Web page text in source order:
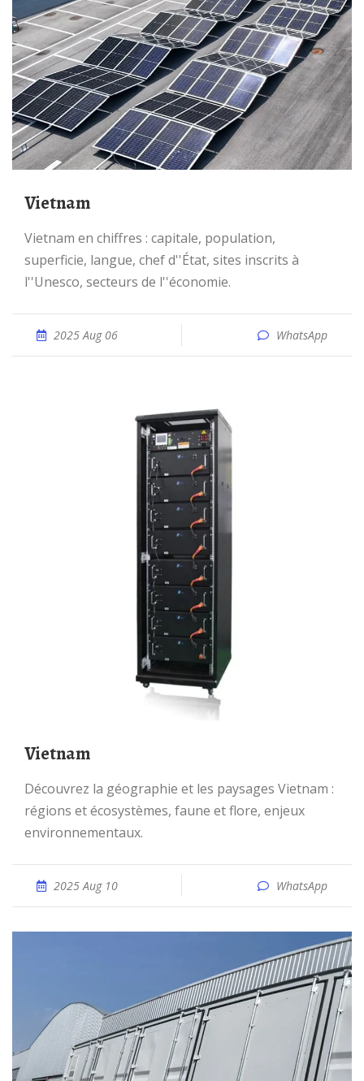
Vietnam
Vietnam en chiffres : capitale, population,
superficie, langue, chef d''État, sites inscrits à
l''Unesco, secteurs de l''économie.
2025 Aug 06 WhatsApp
Vietnam
Découvrez la géographie et les paysages Vietnam :
régions et écosystèmes, faune et flore, enjeux
environnementaux.
2025 Aug 10 WhatsApp